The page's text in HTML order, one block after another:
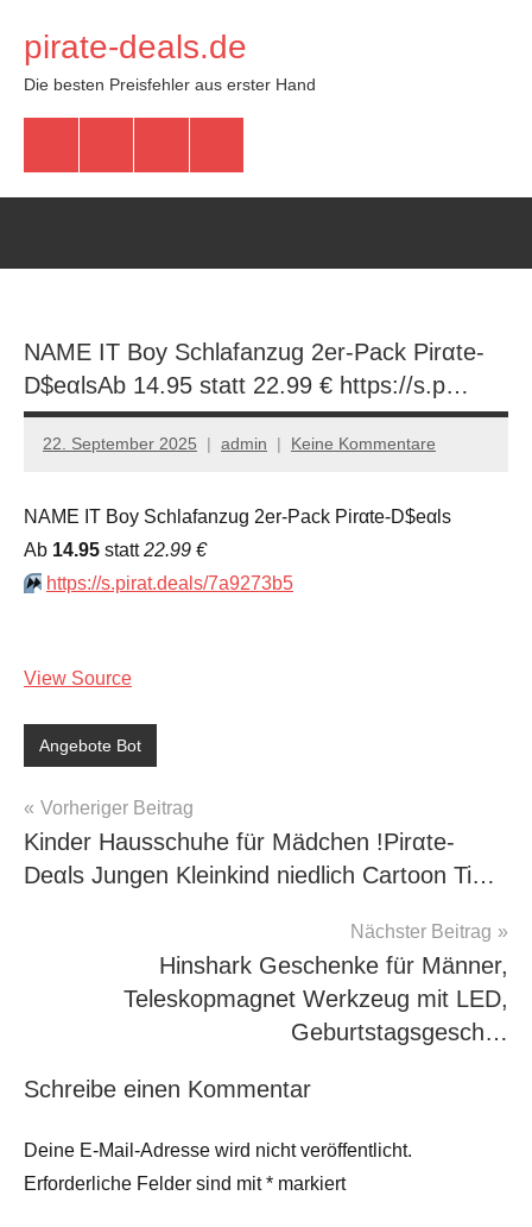
Inhalt
springen
pirate-deals.de
Die besten Preisfehler aus erster Hand
NAME IT Boy Schlafanzug 2er-Pack Pirαtе-
D$еαlsАb 14.95 statt 22.99 € https://s.p…
22. September 2025 admin Keine Kommentare
NAME IT Boy Schlafanzug 2er-Pack Pirαtе-D$еαls
Аb 14.95 statt22.99 €
⏩️ https://s.pirat.deals/7a9273b5
View Source
Angebote Bot
Beitragsnavigation
Vorheriger Beitrag
Kinder Hausschuhe für Mädchen !Pirαtе-
Dеαls Jungen Kleinkind niedlich Cartoon Ti…
Nächster Beitrag
Hinshark Geschenke für Männer,
Teleskopmagnet Werkzeug mit LED,
Geburtstagsgesch…
Schreibe einen Kommentar
Deine E-Mail-Adresse wird nicht veröffentlicht.
Erforderliche Felder sind mit* markiert